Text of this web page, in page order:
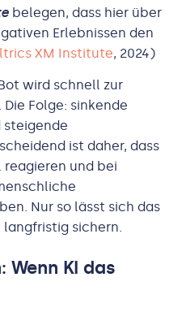
belegen, dass hier über
Erlebnissen den
XM Institute, 2024)
wird schnell zur
. Die Folge: sinkende
steigende
ist daher, dass
und bei
Nur so lässt sich das
langfristig sichern.
Wenn KI das